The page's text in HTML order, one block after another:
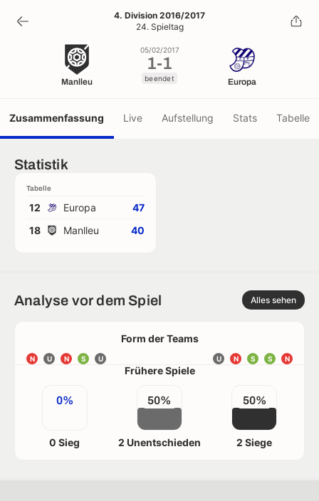
1-1
beendet
4. Division 2016/2017
24. Spieltag
Manlleu
05/02/2017
1-1
beendet Europa
Zusammenfassung Live Aufstellung Stats Tabelle
Statistik
Tabelle
12 Europa
47
18
Manlleu 40
Analyse vor dem Spiel Alles sehen
Form der Teams
N U N S U N
S
S
N
U
Frühere Spiele
0%
0 Sieg
50%
2 Unentschieden
50%
2 Siege